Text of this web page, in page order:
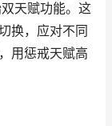
天赋功能。这
换，应对不同
用惩戒天赋高